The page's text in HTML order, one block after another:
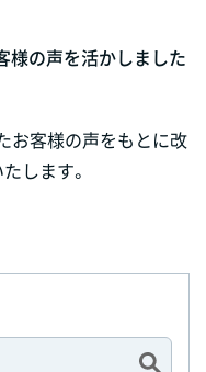
様の声を活かしました
お客様の声をもとに改
します。